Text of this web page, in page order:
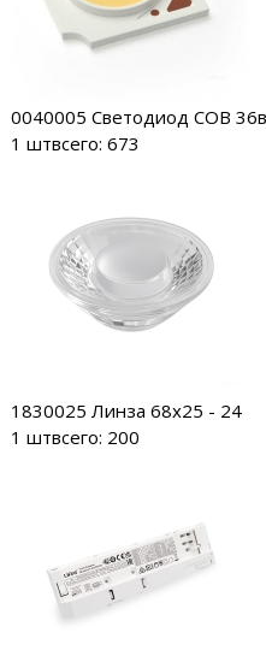
0040005 Светодиод COB
1 штвсего: 673
1830025 Линза 68х25 - 24
1 штвсего: 200